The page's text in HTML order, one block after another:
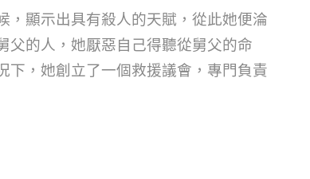
，顯示出具有殺人的天賦，從此她便淪
父的人，她厭惡自己得聽從舅父的命
下，她創立了一個救援議會，專門負責